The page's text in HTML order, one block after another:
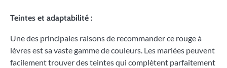
Teintes et adaptabilité :
Une des principales raisons de recommander ce rouge à
lèvres est sa vaste gamme de couleurs. Les mariées peuvent
facilement trouver des teintes qui complètent parfaitement